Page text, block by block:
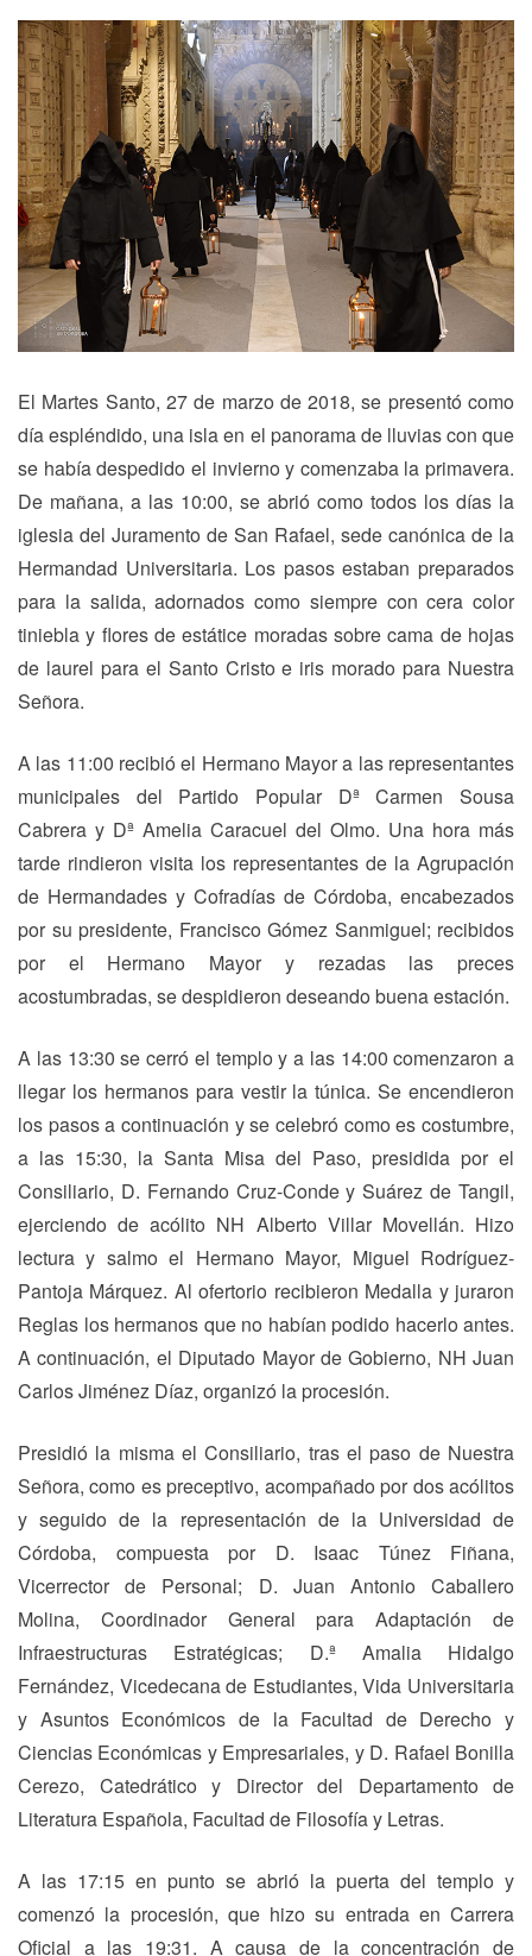
El Martes Santo, 27 de marzo de 2018, se presentó como
día espléndido, una isla en el panorama de lluvias con que
se había despedido el invierno y comenzaba la primavera.
De mañana, a las 10:00, se abrió como todos los días la
iglesia del Juramento de San Rafael, sede canónica de la
Hermandad Universitaria. Los pasos estaban preparados
para la salida, adornados como siempre con cera color
tiniebla y flores de estátice moradas sobre cama de hojas
de laurel para el Santo Cristo e iris morado para Nuestra
Señora.
A las 11:00 recibió el Hermano Mayor a las representantes
municipales del Partido Popular Dª Carmen Sousa
Cabrera y Dª Amelia Caracuel del Olmo. Una hora más
tarde rindieron visita los representantes de la Agrupación
de Hermandades y Cofradías de Córdoba, encabezados
por su presidente, Francisco Gómez Sanmiguel; recibidos
por el Hermano Mayor y rezadas las preces
acostumbradas, se despidieron deseando buena estación.
A las 13:30 se cerró el templo y a las 14:00 comenzaron a
llegar los hermanos para vestir la túnica. Se encendieron
los pasos a continuación y se celebró como es costumbre,
a las 15:30, la Santa Misa del Paso, presidida por el
Consiliario, D. Fernando Cruz-Conde y Suárez de Tangil,
ejerciendo de acólito NH Alberto Villar Movellán. Hizo
lectura y salmo el Hermano Mayor, Miguel Rodríguez-
Pantoja Márquez. Al ofertorio recibieron Medalla y juraron
Reglas los hermanos que no habían podido hacerlo antes.
A continuación, el Diputado Mayor de Gobierno, NH Juan
Carlos Jiménez Díaz, organizó la procesión.
Presidió la misma el Consiliario, tras el paso de Nuestra
Señora, como es preceptivo, acompañado por dos acólitos
y seguido de la representación de la Universidad de
Córdoba, compuesta por D. Isaac Túnez Fiñana,
Vicerrector de Personal; D. Juan Antonio Caballero
Molina, Coordinador General para Adaptación de
Infraestructuras Estratégicas; D.ª Amalia Hidalgo
Fernández, Vicedecana de Estudiantes, Vida Universitaria
y Asuntos Económicos de la Facultad de Derecho y
Ciencias Económicas y Empresariales, y D. Rafael Bonilla
Cerezo, Catedrático y Director del Departamento de
Literatura Española, Facultad de Filosofía y Letras.
A las 17:15 en punto se abrió la puerta del templo y
comenzó la procesión, que hizo su entrada en Carrera
Oficial a las 19:31. A causa de la concentración de